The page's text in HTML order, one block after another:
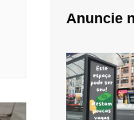
Anuncie